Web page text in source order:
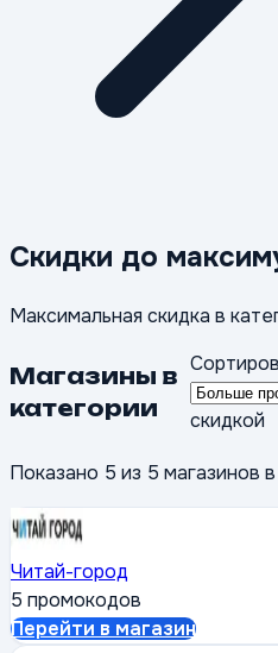
Скидки до
Максимальная скидка в
Магазины в
категории
скидкой
Показано 5 из 5 магазинов
Читай-город
5 промокодов
Перейти в магазин